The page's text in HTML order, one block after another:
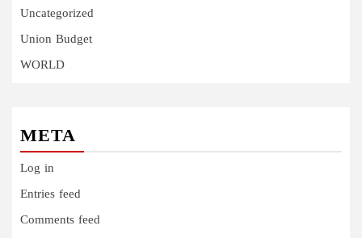
Uncategorized
Union Budget
WORLD
META
Log in
Entries feed
Comments feed